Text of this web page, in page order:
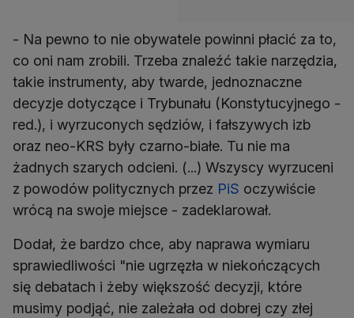
- Na pewno to nie obywatele powinni płacić za to,
co oni nam zrobili. Trzeba znaleźć takie narzędzia,
takie instrumenty, aby twarde, jednoznaczne
decyzje dotyczące i Trybunału (Konstytucyjnego -
red.), i wyrzuconych sędziów, i fałszywych izb
oraz neo-KRS były czarno-białe. Tu nie ma
żadnych szarych odcieni. (...) Wszyscy wyrzuceni
z powodów politycznych przez PiS oczywiście
wrócą na swoje miejsce - zadeklarował.
Dodał, że bardzo chce, aby naprawa wymiaru
sprawiedliwości "nie ugrzęzła w niekończących
się debatach i żeby większość decyzji, które
musimy podjąć, nie zależała od dobrej czy złej